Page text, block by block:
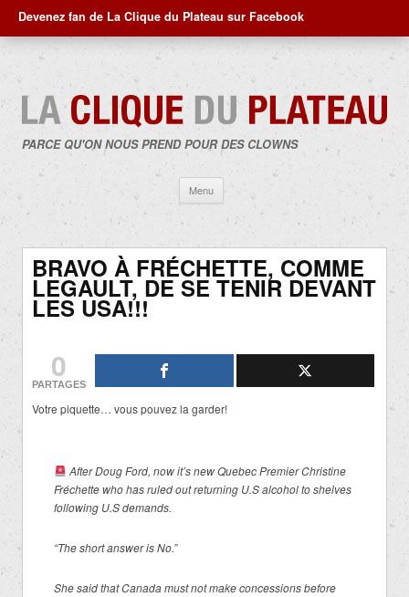
Devenez fan de La Clique du Plateau sur Facebook
PARCE QU'ON NOUS PREND POUR DES CLOWNS
Menu
contenu
BRAVO À FRÉCHETTE, COMME
LEGAULT, DE SE TENIR DEVANT
LES USA!!!
0
PARTAGES
Votre piquette… vous pouvez la garder!
After Doug Ford, now it’s new Quebec Premier Christine
Fréchette who has ruled out returning U.S alcohol to shelves
following U.S demands.
“The short answer is No.”
She said that Canada must not make concessions before